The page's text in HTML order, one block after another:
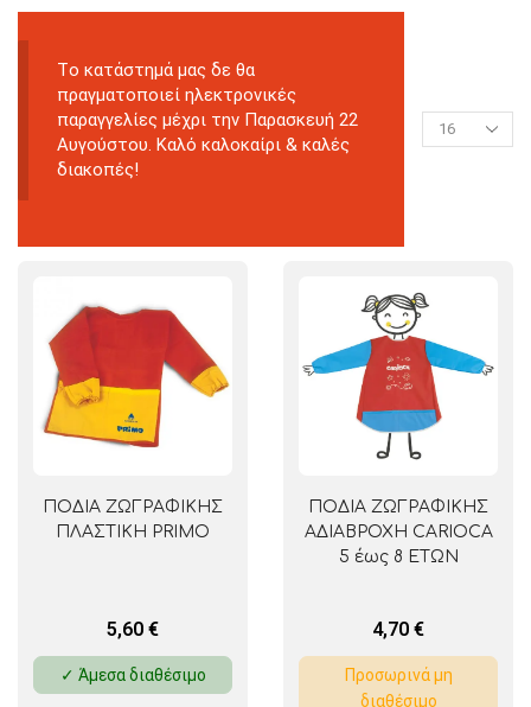
Tο κατάστημά μας δε θα
πραγματοποιεί ηλεκτρονικές
παραγγελίες μέχρι την Παρασκευή 22
Αυγούστου. Καλό καλοκαίρι & καλές
διακοπές!
ΠΟΔΙΑ ΖΩΓΡΑΦΙΚΗΣ
ΠΛΑΣΤΙΚΗ PRIMO
5,60 €
✓ Άμεσα διαθέσιμο
ΠΟΔΙΑ ΖΩΓΡΑΦΙΚΗΣ
ΑΔΙΑΒΡΟΧΗ CARIOCA
5 έως 8 ΕΤΩΝ
4,70 €
Προσωρινά μη
διαθέσιμο